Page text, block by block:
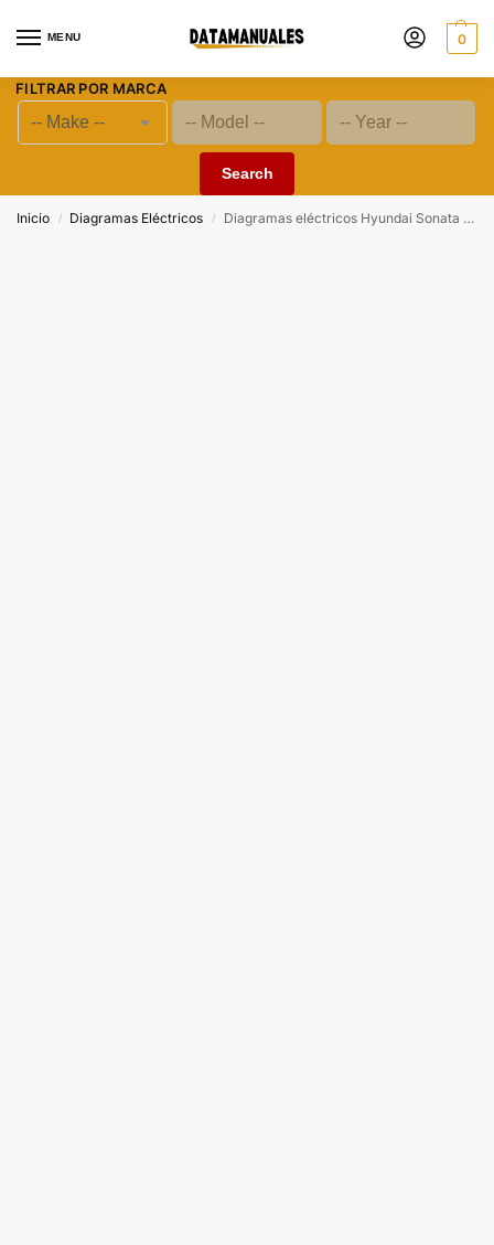
MENU 0
FILTRAR POR MARCA
Search
Inicio / Diagramas Eléctricos / Diagramas eléctricos Hyundai Sonata (NF) 2006-2010